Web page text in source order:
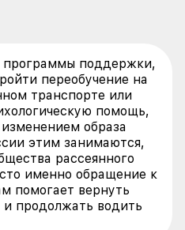
поддержки,
переобучение на
транспорте или
помощь,
образа
этим занимаются,
рассеянного
именно обращение к
помогает вернуть
и продолжать водить